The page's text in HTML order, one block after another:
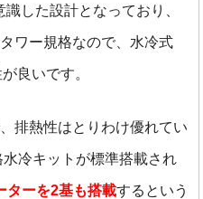
した設計となっており、
ワー規格なので、水冷式
良いです。
排熱性はとりわけ優れてい
水冷キットが標準搭載され
ターを2基も搭載するという